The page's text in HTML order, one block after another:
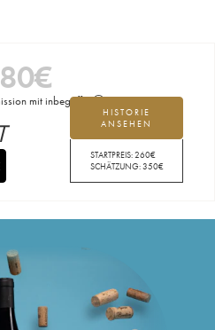
€
mit inbegriffen
HISTORIE
ANSEHEN
STARTPREIS:260€
SCHÄTZUNG:350€